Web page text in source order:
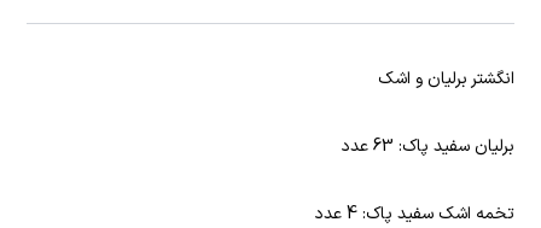
انگشتر برلیان و اشک
برلیان سفید پاک: 63 عدد
تخمه اشک سفید پاک: 4 عدد